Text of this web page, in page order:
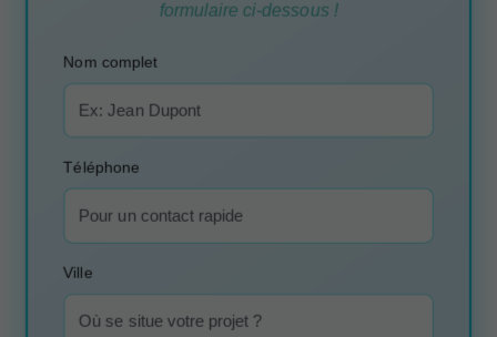
formulaire ci-dessous !
Nom complet
Téléphone
Ville